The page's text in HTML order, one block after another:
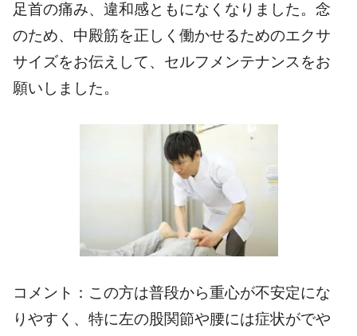
足首の痛み、違和感ともになくなりました。念
のため、中殿筋を正しく働かせるためのエクサ
サイズをお伝えして、セルフメンテナンスをお
願いしました。
コメント：この方は普段から重心が不安定にな
りやすく、特に左の股関節や腰には症状がでや